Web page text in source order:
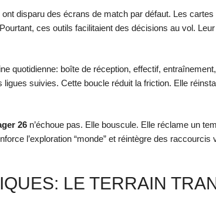
disparu des écrans de match par défaut. Les cartes
ces outils facilitaient des décisions au vol.
quotidienne: boîte de réception, effectif, entraînement,
suivies. Cette boucle réduit la friction. Elle
26 n’échoue pas. Elle bouscule. Elle réclame un
l’exploration “monde” et réintègre des raccourcis
LE TERRAIN